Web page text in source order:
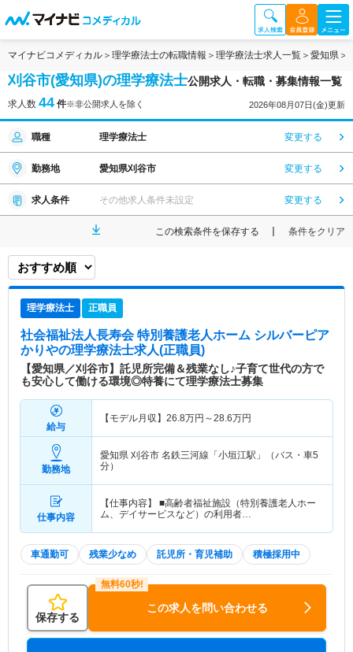
マイナビコメディカル 理学療法士の転職情報 理学療法士求人一覧 愛知県
刈谷市(愛知県)の理学療法士公開求人・転職・募集情報一覧
求人数 44 件※非公開求人を除く 2026年08月07日(金)更新
職種 理学療法士 変更する
勤務地 愛知県刈谷市 変更する
求人条件 その他求人条件未設定 変更する
この検索条件を保存する 条件をクリア
理学療法士 正職員
社会福祉法人長寿会 特別養護老人ホーム シルバーピア
かりやの理学療法士求人(正職員)
【愛知県／刈谷市】託児所完備＆残業なし♪子育て世代の方で
も安心して働ける環境◎特養にて理学療法士募集
給与
【モデル月収】 26.8万円～28.6万円
勤務地
愛知県 刈谷市 名鉄三河線「小垣江駅」（バス・車5
分）
仕事内容
【仕事内容】 ■高齢者福祉施設（特別養護老人ホー
ム、デイサービスなど）の利用者…
車通勤可 残業少なめ 託児所・育児補助 積極採用中
保存する
この求人を問い合わせる